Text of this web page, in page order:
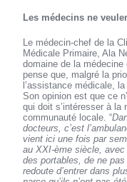
Les médecins ne
Le médecin-chef de la
Médicale Primaire, Ala
domaine de la
pense que, malgré la
l’assistance médicale,
Son opinion est que ce
qui doit s’intéresser à
communauté locale. “
docteurs, c’est
vient ici une fois par
au XXI-ème siècle, avec
des portables, de ne
redoute d’entrer dans